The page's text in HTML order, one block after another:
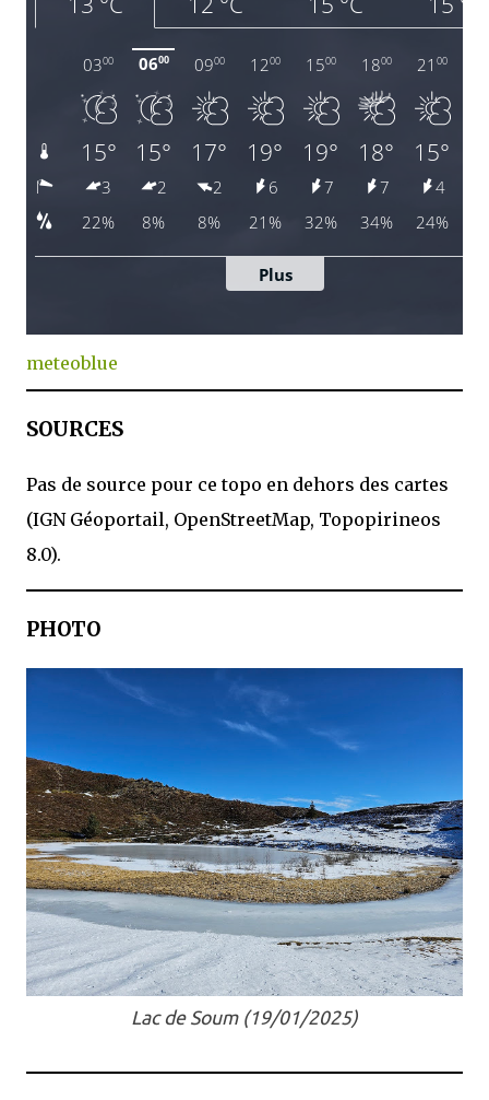
meteoblue
SOURCES
Pas de source pour ce topo en dehors des cartes
(IGN Géoportail, OpenStreetMap, Topopirineos
8.0).
PHOTO
Lac de Soum (19/01/2025)